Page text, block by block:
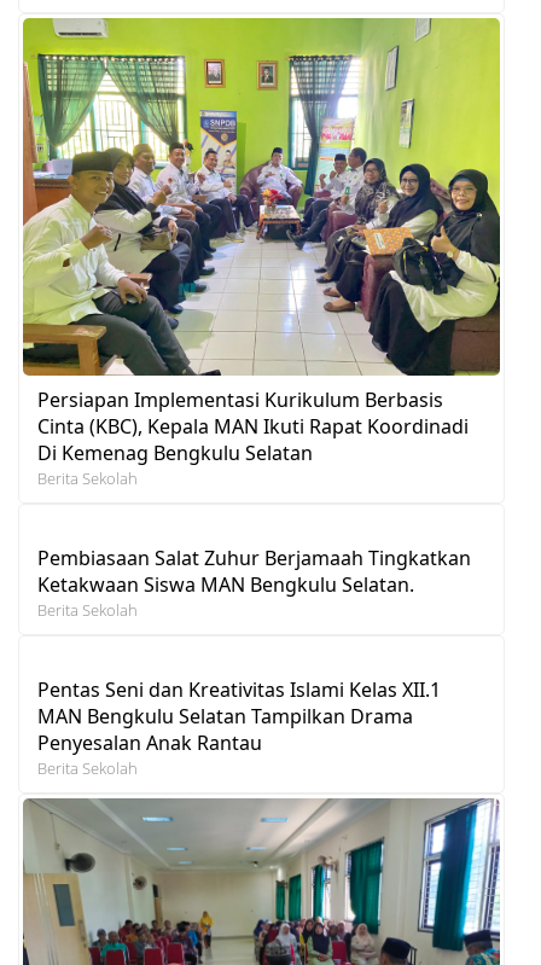
Persiapan Implementasi Kurikulum Berbasis
Cinta (KBC), Kepala MAN Ikuti Rapat Koordinadi
Di Kemenag Bengkulu Selatan
Berita Sekolah
Pembiasaan Salat Zuhur Berjamaah Tingkatkan
Ketakwaan Siswa MAN Bengkulu Selatan.
Berita Sekolah
Pentas Seni dan Kreativitas Islami Kelas XII.1
MAN Bengkulu Selatan Tampilkan Drama
Penyesalan Anak Rantau
Berita Sekolah